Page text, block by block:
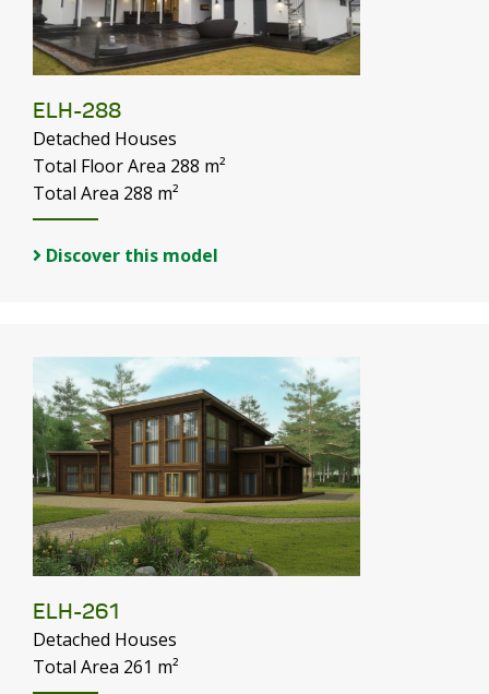
ELH-288
Detached Houses
Total Floor Area 288 m²
Total Area 288 m²
Discover this model
ELH-261
Detached Houses
Total Area 261 m²